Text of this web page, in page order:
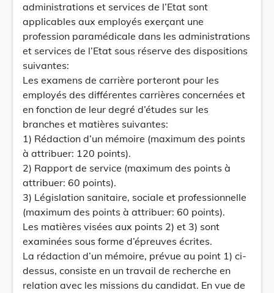
administrations et services de l’Etat sont
applicables aux employés exerçant une
profession paramédicale dans les administrations
et services de l’Etat sous réserve des dispositions
suivantes:
Les examens de carrière porteront pour les
employés des différentes carrières concernées et
en fonction de leur degré d’études sur les
branches et matières suivantes:
1) Rédaction d’un mémoire (maximum des points
à attribuer: 120 points).
2) Rapport de service (maximum des points à
attribuer: 60 points).
3) Législation sanitaire, sociale et professionnelle
(maximum des points à attribuer: 60 points).
Les matières visées aux points 2) et 3) sont
examinées sous forme d’épreuves écrites.
La rédaction d’un mémoire, prévue au point 1) ci-
dessus, consiste en un travail de recherche en
relation avec les missions du candidat. En vue de